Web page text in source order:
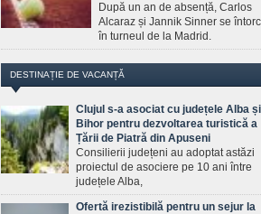
După un an de absență, Carlos
Alcaraz și Jannik Sinner se întorc
în turneul de la Madrid.
DESTINAȚIE DE VACANȚĂ
Clujul s-a asociat cu județele Alba și
Bihor pentru dezvoltarea turistică a
Țării de Piatră din Apuseni
Consilierii județeni au adoptat astăzi
proiectul de asociere pe 10 ani între
județele Alba,
Ofertă irezistibilă pentru un sejur la